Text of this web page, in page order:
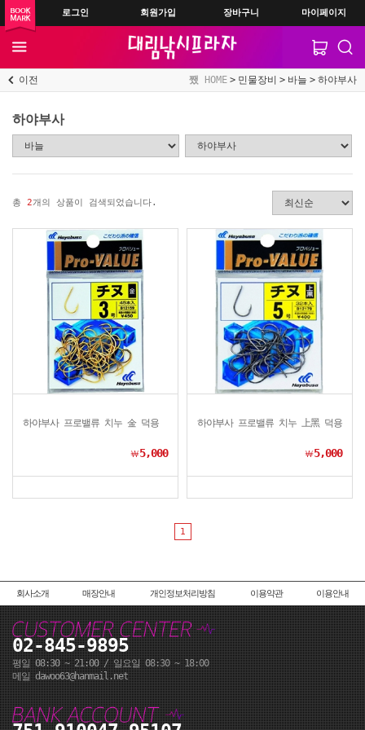
로그인 회원가입 장바구니 마이페이지
이전 HOME 민물장비 바늘 하야부사
하야부사
총 2개의 상품이 검색되었습니다.
하야부사 프로밸류 치누 金 덕용
￦5,000
하야부사 프로밸류 치누 上黑 덕용
￦5,000
1
회사소개 매장안내 개인정보처리방침 이용약관 이용안내
02-845-9895
평일 08:30 ~ 21:00 / 일요일 08:30 ~ 18:00
메일 dawoo63@hanmail.net